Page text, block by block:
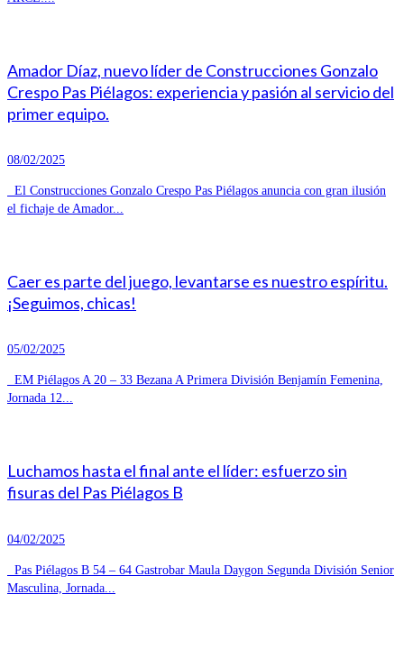
Amador Díaz, nuevo líder de Construcciones Gonzalo
Crespo Pas Piélagos: experiencia y pasión al servicio del
primer equipo.
08/02/2025
El Construcciones Gonzalo Crespo Pas Piélagos anuncia con gran ilusión
el fichaje de Amador...
Caer es parte del juego, levantarse es nuestro espíritu.
¡Seguimos, chicas!
05/02/2025
EM Piélagos A 20 – 33 Bezana A Primera División Benjamín Femenina,
Jornada 12...
Luchamos hasta el final ante el líder: esfuerzo sin
fisuras del Pas Piélagos B
04/02/2025
Pas Piélagos B 54 – 64 Gastrobar Maula Daygon Segunda División Senior
Masculina, Jornada...